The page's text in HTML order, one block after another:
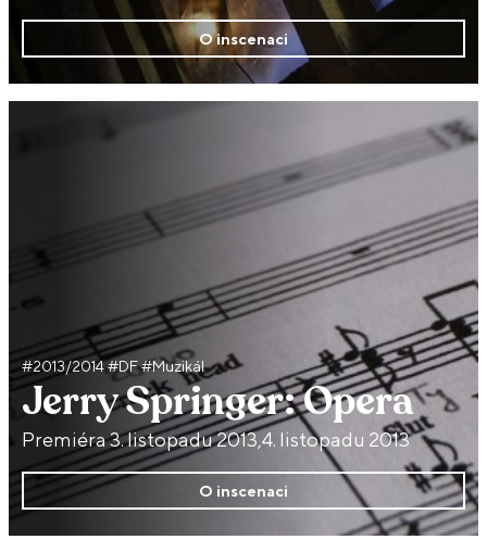
O inscenaci
#2013/2014 #DF #Muzikál
Jerry Springer: Opera
Premiéra 3. listopadu 2013,4. listopadu 2013
O inscenaci